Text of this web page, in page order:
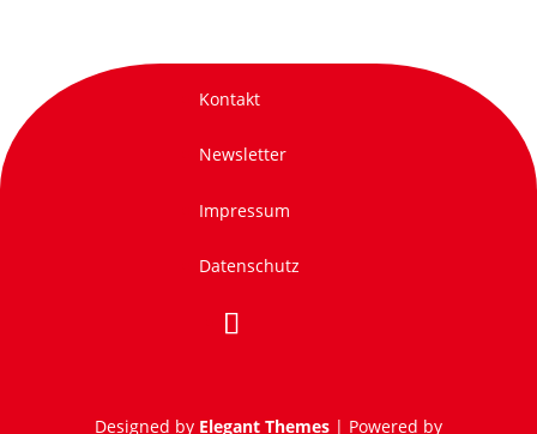
Kontakt
Newsletter
Impressum
Datenschutz
Designed by Elegant Themes| Powered by